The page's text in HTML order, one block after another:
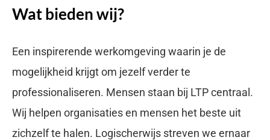
Wat bieden wij?
Een inspirerende werkomgeving waarin je de
mogelijkheid krijgt om jezelf verder te
professionaliseren. Mensen staan bij LTP centraal.
Wij helpen organisaties en mensen het beste uit
zichzelf te halen. Logischerwijs streven we ernaar